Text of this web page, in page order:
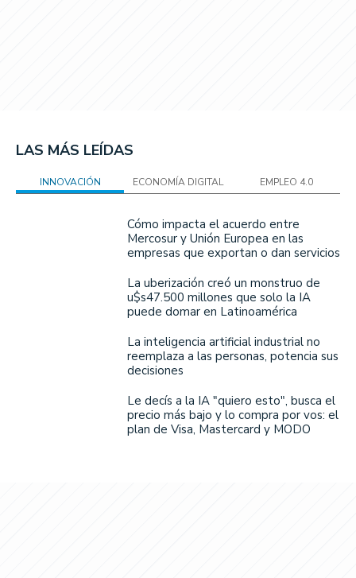
LAS MÁS LEÍDAS
INNOVACIÓN ECONOMÍA DIGITAL EMPLEO 4.0
Cómo impacta el acuerdo entre
Mercosur y Unión Europea en las
empresas que exportan o dan servicios
La uberización creó un monstruo de
u$s47.500 millones que solo la IA
puede domar en Latinoamérica
La inteligencia artificial industrial no
reemplaza a las personas, potencia sus
decisiones
Le decís a la IA "quiero esto", busca el
precio más bajo y lo compra por vos: el
plan de Visa, Mastercard y MODO